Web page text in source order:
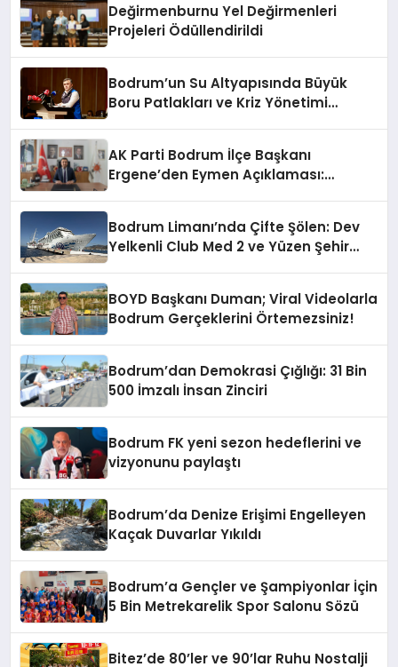
Değirmenburnu Yel Değirmenleri
Projeleri Ödüllendirildi
Bodrum’un Su Altyapısında Büyük
Boru Patlakları ve Kriz Yönetimi
AK Parti Bodrum İlçe Başkanı
Ergene’den Eymen Açıklaması:
Bodrum Limanı’nda Çifte Şölen: Dev
Yelkenli Club Med 2 ve Yüzen Şehir
BOYD Başkanı Duman; Viral Videolarla
Bodrum Gerçeklerini Örtemezsiniz!
Bodrum’dan Demokrasi Çığlığı: 31 Bin
500 İmzalı İnsan Zinciri
Bodrum FK yeni sezon hedeflerini ve
vizyonunu paylaştı
Bodrum’da Denize Erişimi Engelleyen
Kaçak Duvarlar Yıkıldı
Bodrum’a Gençler ve Şampiyonlar İçin
5 Bin Metrekarelik Spor Salonu Sözü
Bitez’de 80’ler ve 90’lar Ruhu Nostalji